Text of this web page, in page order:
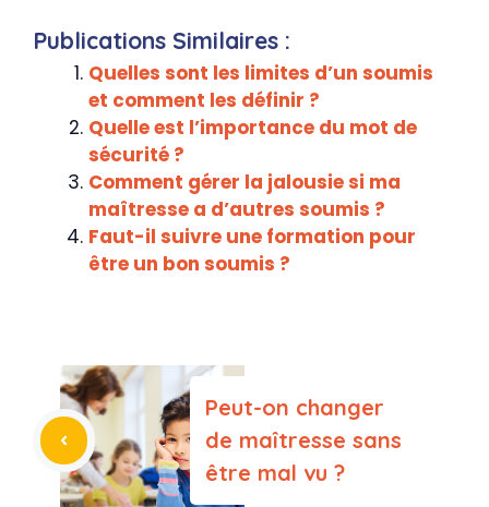
Publications Similaires :
Quelles sont les limites d’un soumis
et comment les définir ?
Quelle est l’importance du mot de
sécurité ?
Comment gérer la jalousie si ma
maîtresse a d’autres soumis ?
Faut-il suivre une formation pour
être un bon soumis ?
Peut-on changer
de maîtresse sans
être mal vu ?